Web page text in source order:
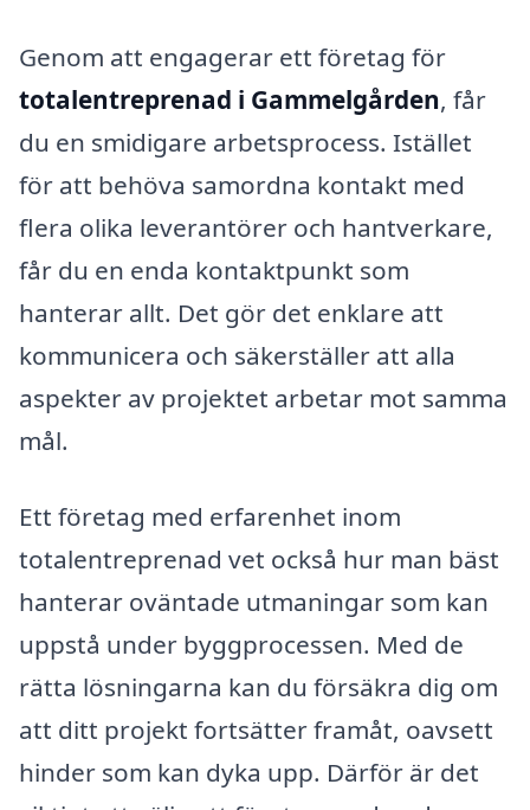
Genom att engagerar ett företag för
totalentreprenad i Gammelgården, får
du en smidigare arbetsprocess. Istället
för att behöva samordna kontakt med
flera olika leverantörer och hantverkare,
får du en enda kontaktpunkt som
hanterar allt. Det gör det enklare att
kommunicera och säkerställer att alla
aspekter av projektet arbetar mot samma
mål.
Ett företag med erfarenhet inom
totalentreprenad vet också hur man bäst
hanterar oväntade utmaningar som kan
uppstå under byggprocessen. Med de
rätta lösningarna kan du försäkra dig om
att ditt projekt fortsätter framåt, oavsett
hinder som kan dyka upp. Därför är det